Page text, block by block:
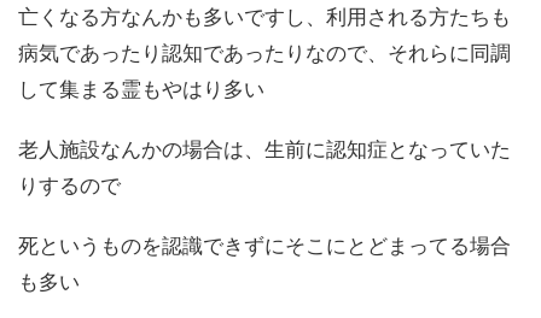
亡くなる方なんかも多いですし、利用される方たちも
病気であったり認知であったりなので、それらに同調
して集まる霊もやはり多い
老人施設なんかの場合は、生前に認知症となっていた
りするので
死というものを認識できずにそこにとどまってる場合
も多い